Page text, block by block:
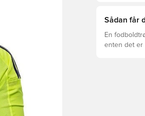
Sådan får
En
enten det er